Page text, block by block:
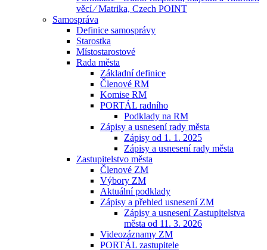
věcí ⁄ Matrika, Czech POINT
Samospráva
Definice samosprávy
Starostka
Místostarostové
Rada města
Základní definice
Členové RM
Komise RM
PORTÁL radního
Podklady na RM
Zápisy a usnesení rady města
Zápisy od 1. 1. 2025
Zápisy a usnesení rady města
Zastupitelstvo města
Členové ZM
Výbory ZM
Aktuální podklady
Zápisy a přehled usnesení ZM
Zápisy a usnesení Zastupitelstva
města od 11. 3. 2026
Videozáznamy ZM
PORTÁL zastupitele